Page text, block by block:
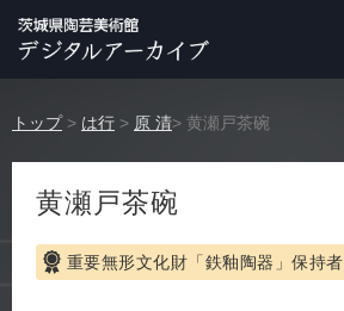
トップ > は行 > 原 清> 黄瀬戸茶碗
黄瀬戸茶碗
重要無形文化財「鉄釉陶器」保持者